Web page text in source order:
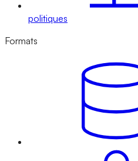
politiques
Formats